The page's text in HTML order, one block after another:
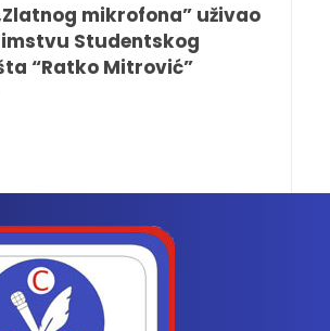
mikrofona” uživao
Studentskog
“Ratko Mitrović”